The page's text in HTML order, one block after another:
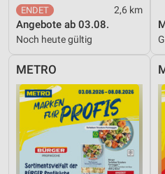
2,6 km
Angebote ab 03.08.
Noch heute gültig
METRO
Messung der Werbeleistung
Messung der Performance von
Analyse von Zielgruppen durch
Kombinationen von Daten aus
Quellen
Entwicklung und Verbesserung
Verwendung reduzierter Daten
Inhalten